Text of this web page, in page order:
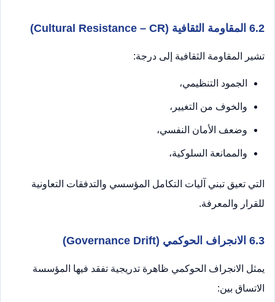
6.2 المقاومة الثقافية (Cultural Resistance – CR)
تشير المقاومة الثقافية إلى درجة:
الجمود التنظيمي،
والخوف من التغيير،
وضعف الأمان النفسي،
والممانعة السلوكية،
التي تعيق تبني آليات التكامل المؤسسي والتدفقات التعاونية
للقرار والمعرفة.
6.3 الانجراف الحوكمي (Governance Drift)
يمثل الانجراف الحوكمي ظاهرة تدريجية تفقد فيها المؤسسة
الاتساق بين: